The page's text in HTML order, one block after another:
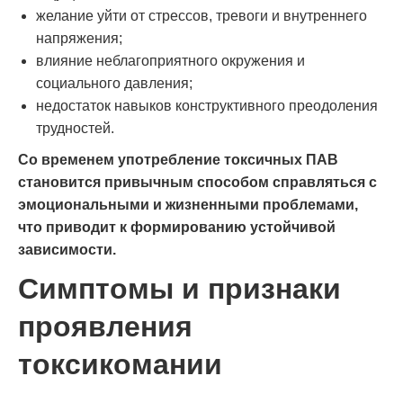
желание уйти от стрессов, тревоги и внутреннего
напряжения;
влияние неблагоприятного окружения и
социального давления;
недостаток навыков конструктивного преодоления
трудностей.
Со временем употребление токсичных ПАВ
становится привычным способом справляться с
эмоциональными и жизненными проблемами,
что приводит к формированию устойчивой
зависимости.
Симптомы и признаки
проявления
токсикомании